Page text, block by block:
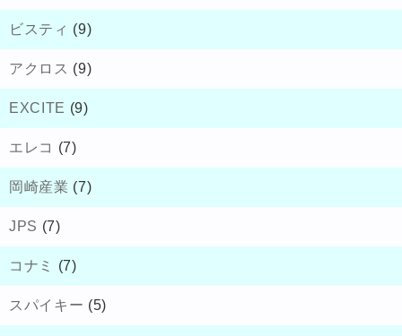
ビスティ (9)
アクロス (9)
EXCITE (9)
エレコ (7)
岡崎産業 (7)
JPS (7)
コナミ (7)
スパイキー (5)